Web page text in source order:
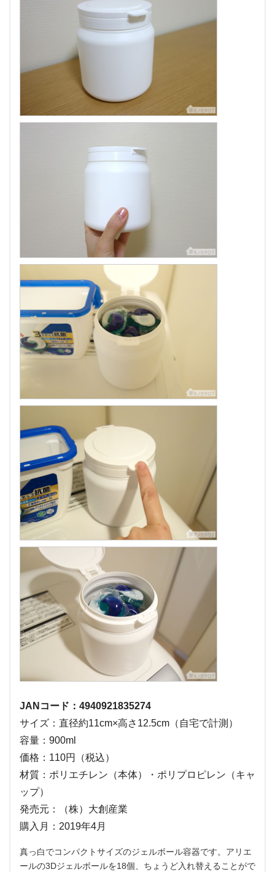
JANコード：4940921835274
サイズ：直径約11cm×高さ12.5cm（自宅で計測）
容量：900ml
価格：110円（税込）
材質：ポリエチレン（本体）・ポリプロピレン（キャ
ップ）
発売元：（株）大創産業
購入月：2019年4月
真っ白でコンパクトサイズのジェルボール容器です。アリエ
ールの3Dジェルボールを18個、ちょうど入れ替えることがで